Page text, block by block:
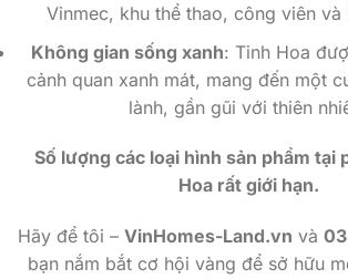
Vinmec, khu thể thao, công viên và
Không gian sống xanh: Tinh Hoa
cảnh quan xanh mát, mang đến một
lành, gần gũi với thiên
Số lượng các loại hình sản phẩm tại
Hoa rất giới hạn.
Hãy để tôi – VinHomes-Land.vn và
bạn nắm bắt cơ hội vàng để sở hữu